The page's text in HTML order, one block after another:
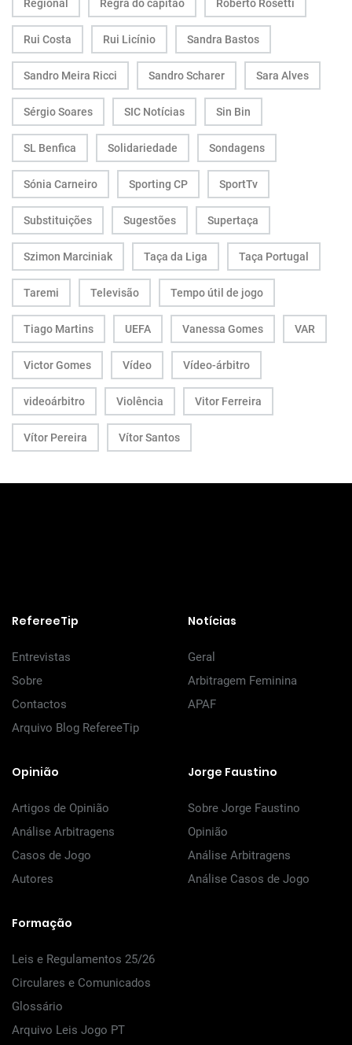
Regional Regra do capitão Roberto Rosetti
Rui Costa Rui Licínio Sandra Bastos
Sandro Meira Ricci Sandro Scharer Sara Alves
Sérgio Soares SIC Notícias Sin Bin
SL Benfica Solidariedade Sondagens
Sónia Carneiro Sporting CP SportTv
Substituições Sugestões Supertaça
Szimon Marciniak Taça da Liga Taça Portugal
Taremi Televisão Tempo útil de jogo
Tiago Martins UEFA Vanessa Gomes VAR
Victor Gomes Vídeo Vídeo-árbitro
videoárbitro Violência Vitor Ferreira
Vítor Pereira Vítor Santos
RefereeTip
Entrevistas
Sobre
Contactos
Arquivo Blog RefereeTip
Notícias
Geral
Arbitragem Feminina
APAF
Opinião
Artigos de Opinião
Análise Arbitragens
Casos de Jogo
Autores
Jorge Faustino
Sobre Jorge Faustino
Opinião
Análise Arbitragens
Análise Casos de Jogo
Formação
Leis e Regulamentos 25/26
Circulares e Comunicados
Glossário
Arquivo Leis Jogo PT